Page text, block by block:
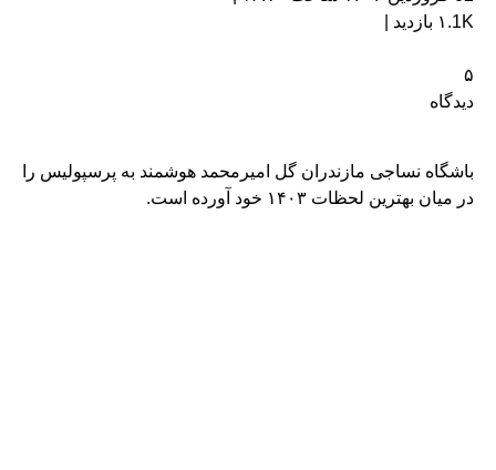
۱.1K بازدید |
۵
دیدگاه
باشگاه نساجی مازندران گل امیرمحمد هوشمند به پرسپولیس را
در میان بهترین لحظات ۱۴۰۳ خود آورده است.